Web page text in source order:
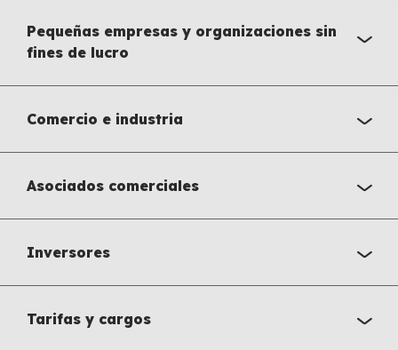
Pequeñas empresas y organizaciones sin
fines de lucro
Comercio e industria
Asociados comerciales
Inversores
Tarifas y cargos